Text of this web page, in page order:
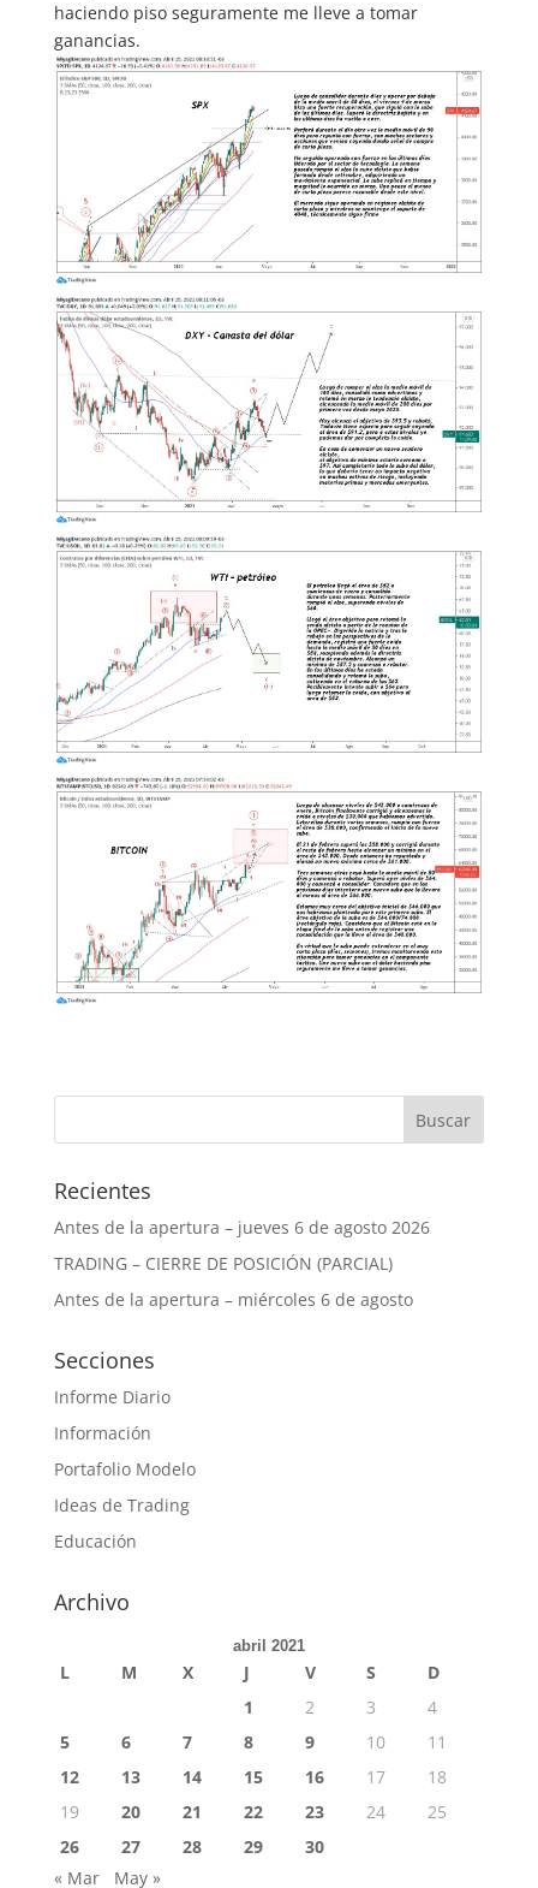
haciendo piso seguramente me lleve a tomar
ganancias.
Recientes
Antes de la apertura – jueves 6 de agosto 2026
TRADING – CIERRE DE POSICIÓN (PARCIAL)
Antes de la apertura – miércoles 6 de agosto
Secciones
Informe Diario
Información
Portafolio Modelo
Ideas de Trading
Educación
Archivo
abril 2021
L M X J V S
D
1
2 3
4
5
6 7 8 9 10
11
12
13 14 15 16 17
18
19
20 21 22 23 24
25
26
27 28 29
30
« Mar
May »